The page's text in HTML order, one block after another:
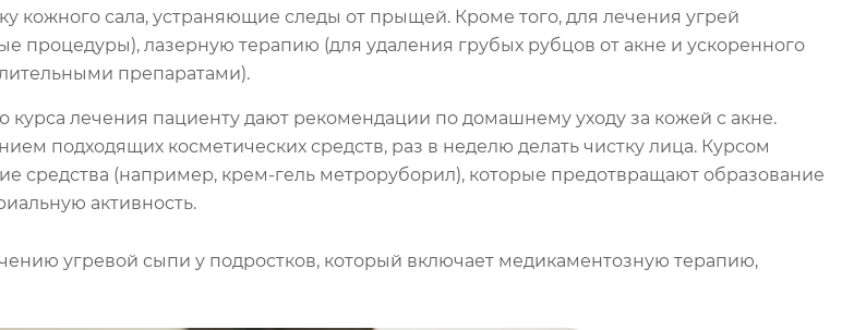
сала, устраняющие следы от прыщей. Кроме того, для лечения угрей
процедуры), лазерную терапию (для удаления грубых рубцов от акне и ускоренного
препаратами).
курса лечения пациенту дают рекомендации по домашнему уходу за кожей с акне.
подходящих косметических средств, раз в неделю делать чистку лица. Курсом
средства (например, крем-гель метроруборил), которые предотвращают образование
активность.
угревой сыпи у подростков, который включает медикаментозную терапию,